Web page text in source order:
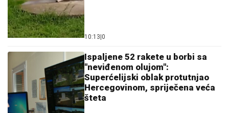
10:13 0
Ispaljene 52 rakete u borbi sa
"neviđenom olujom":
Superćelijski oblak protutnjao
Hercegovinom, spriječena veća
šteta